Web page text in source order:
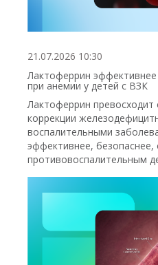
21.07.2026 10:30
Лактоферрин
при анемии у детей с ВЗК
Лактоферрин превосходит
коррекции
воспалительными
эффективнее, безопаснее,
противовоспалительным